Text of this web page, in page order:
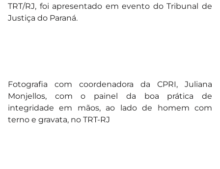
TRT/RJ, foi apresentado em evento do Tribunal de
Justiça do Paraná.
Fotografia com coordenadora da CPRI, Juliana
Monjellos, com o painel da boa prática de
integridade em mãos, ao lado de homem com
terno e gravata, no TRT-RJ